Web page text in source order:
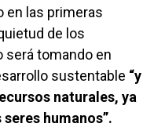
en las primeras
de los
será tomando en
sustentable “y
naturales, ya
humanos”.